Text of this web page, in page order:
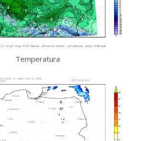
Temperatura